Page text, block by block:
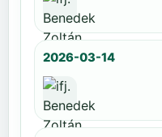
2026-03-14